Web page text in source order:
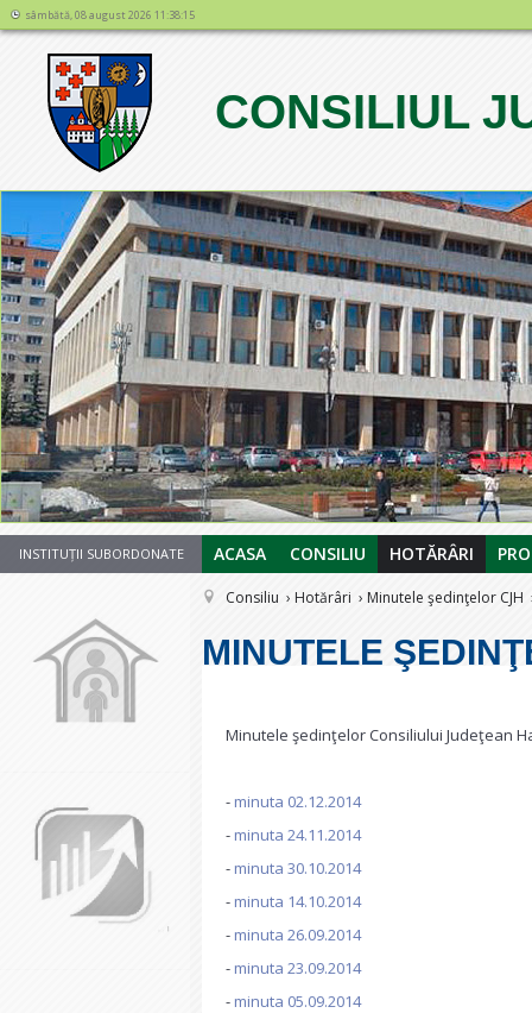
sâmbătă, 08 august 2026 11:38:15
CONSILIUL
1234567
INSTITUȚII SUBORDONATE ACASA CONSILIU HOTĂRÂRI
Consiliu Hotărâri Minutele şedinţelor CJH
MINUTELE
Minutele şedinţelor Consiliului Judeţean
- minuta 02.12.2014
- minuta 24.11.2014
- minuta 30.10.2014
- minuta 14.10.2014
- minuta 26.09.2014
- minuta 23.09.2014
- minuta 05.09.2014